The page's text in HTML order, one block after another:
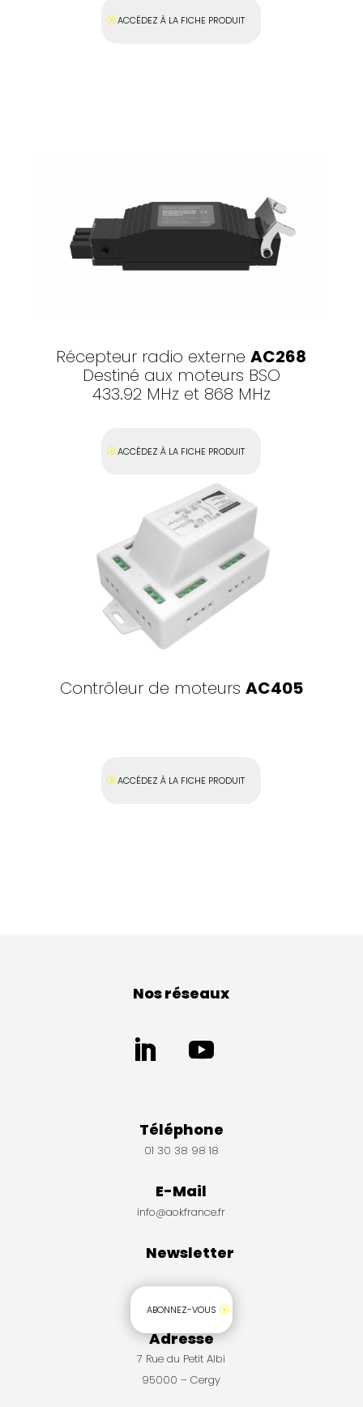
ACCÉDEZ À LA FICHE PRODUIT
Récepteur radio externeAC268
Destiné aux moteurs BSO
433.92 MHz et 868 MHz
ACCÉDEZ À LA FICHE PRODUIT
Contrôleur de moteurs AC405
ACCÉDEZ À LA FICHE PRODUIT
Nos réseaux
Téléphone
01 30 38 98 18
E-Mail
info@aokfrance.fr
Newsletter
ABONNEZ-VOUS
Adresse
7 Rue du Petit Albi
95000 – Cergy